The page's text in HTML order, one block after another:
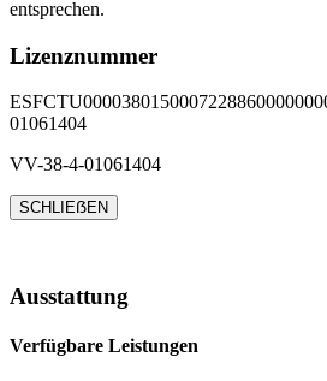
entsprechen.
Lizenznummer
01061404
VV-38-4-01061404
SCHLIEẞEN
Ausstattung
Verfügbare Leistungen